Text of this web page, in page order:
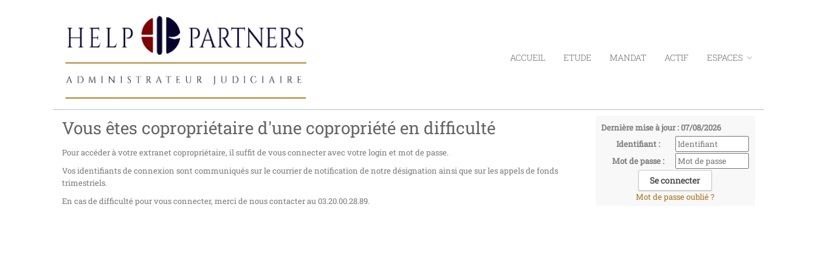
ACCUEIL ETUDE MANDAT ACTIF ESPACES
Dernière mise à jour : 07/08/2026
Identifiant :
Mot de passe :
Mot de passe oublié ?
Vous êtes copropriétaire d'une copropriété en difficulté
Pour accéder à votre extranet copropriétaire, il suffit de vous connecter avec votre login et mot de passe.
Vos identifiants de connexion sont communiqués sur le courrier de notification de notre désignation ainsi que sur les appels de fonds
trimestriels.
En cas de difficulté pour vous connecter, merci de nous contacter au 03.20.00.28.89.